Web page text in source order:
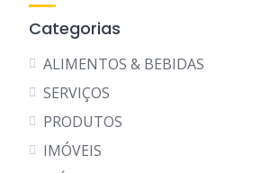
Categorias
ALIMENTOS & BEBIDAS
SERVIÇOS
PRODUTOS
IMÓVEIS